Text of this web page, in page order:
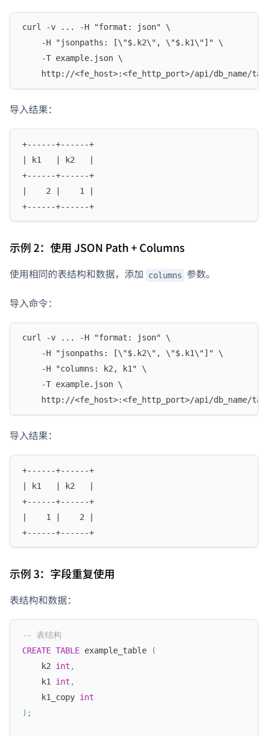
curl -v ... -H "format: json" \
    -H "jsonpaths: [\"$.k2\", \"$.k1\"]" \
    -T example.json \
http://<fe_host>:<fe_http_port>/api/db_name/
导入结果：
+------+------+
| k1   | k2   |
+------+------+
|    2 |    1 |
+------+------+
示例 2：使用 JSON Path + Columns
使用相同的表结构和数据，添加 columns 参数。
导入命令：
curl -v ... -H "format: json" \
    -H "jsonpaths: [\"$.k2\", \"$.k1\"]" \
    -H "columns: k2, k1" \
    -T example.json \
http://<fe_host>:<fe_http_port>/api/db_name/
导入结果：
+------+------+
| k1   | k2   |
+------+------+
|    1 |    2 |
+------+------+
示例 3：字段重复使用
表结构和数据：
-- 表结构
CREATE TABLE example_table
(
    k2
int ,
    k1
int ,
    k1_copy
int
) ;